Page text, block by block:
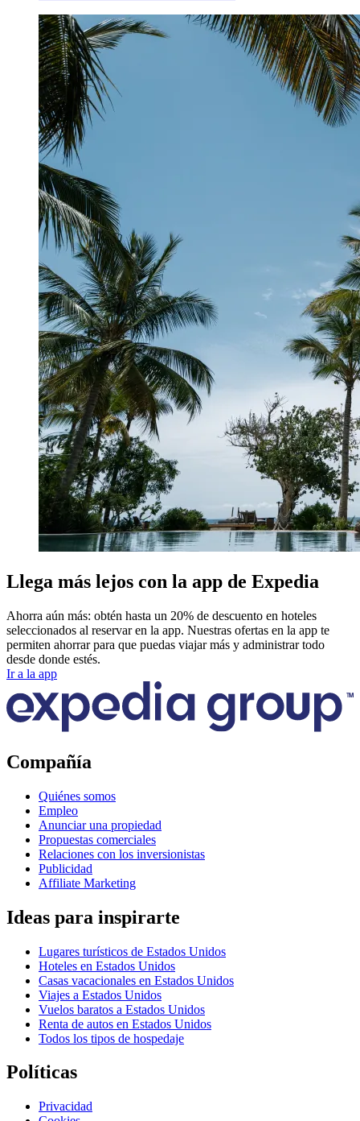
Llega más lejos con la app de Expedia
Ahorra aún más: obtén hasta un 20% de descuento en hoteles
seleccionados al reservar en la app. Nuestras ofertas en la app te
permiten ahorrar para que puedas viajar más y administrar todo
desde donde estés.
Ir a la app
Compañía
Quiénes somos
Empleo
Anunciar una propiedad
Propuestas comerciales
Relaciones con los inversionistas
Publicidad
Affiliate Marketing
Ideas para inspirarte
Lugares turísticos de Estados Unidos
Hoteles en Estados Unidos
Casas vacacionales en Estados Unidos
Viajes a Estados Unidos
Vuelos baratos a Estados Unidos
Renta de autos en Estados Unidos
Todos los tipos de hospedaje
Políticas
Privacidad